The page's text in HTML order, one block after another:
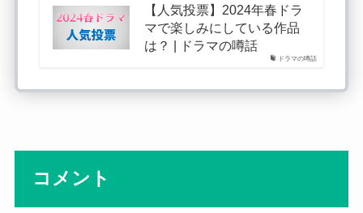
ドラマの噂話
【人気投票】2024年春ドラ
マで楽しみにしている作品
は？ | ドラマの噂話
コメント